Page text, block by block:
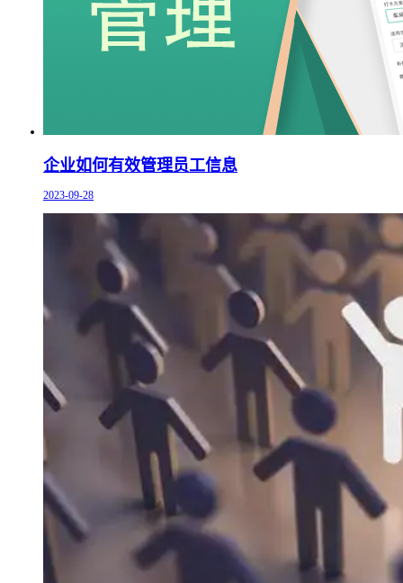
企业如何有效管理员工信息
2023-09-28